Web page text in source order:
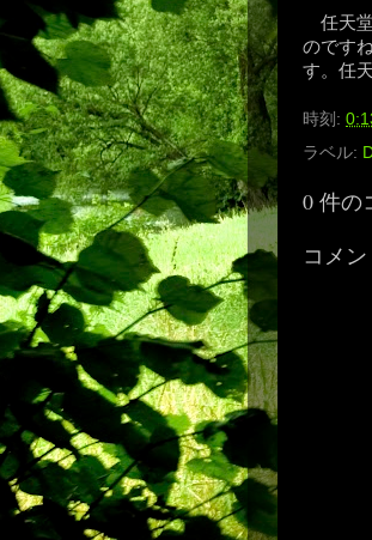
任天
のです
す。任
時刻:
ラベル:
0 件の
コメ